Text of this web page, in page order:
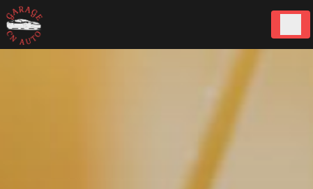
Panneau de gestion des cookies